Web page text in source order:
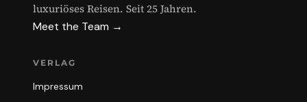
luxuriöses Reisen. Seit 25 Jahren.
Meet the Team →
VERLAG
Impressum